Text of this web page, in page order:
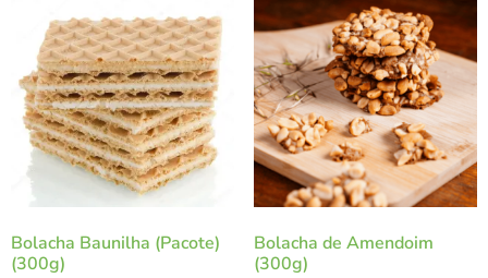
Bolacha Baunilha (Pacote)
(300g)
Bolacha de Amendoim
(300g)